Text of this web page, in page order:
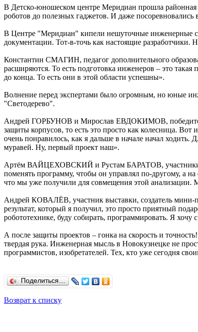
В Детско-юношеском центре Меридиан прошла районная
роботов до полезных гаджетов. И даже посоревновались
В Центре "Меридиан" кипели нешуточные инженерные
документации. Тот-в-точь как настоящие разработчики.
Константин СМАГИН, педагог дополнительного
расширяются. То есть подготовка инженеров – это
до конца. То есть они в этой области успешны».
Волнение перед экспертами было огромным, но юные
"Светодерево".
Андрей ГОРБУНОВ и Мирослав ЕВДОКИМОВ, победители
защиты корпусов, то есть это просто как колесница.
очень понравилось, как я дальше в начале начал
муравей. Ну, первый проект наш».
Артём ВАЙЦЕХОВСКИЙ и Рустам БАРАТОВ, участники
поменять программу, чтобы он управлял по-другому, а на
что мы уже получили для совмещения этой анализации.
Андрей КОВАЛЁВ, участник выставки, создатель мини-
результат, который я получил, это просто приятный
робототехнике, буду собирать, программировать. Я хочу
А после защиты проектов – гонка на скорость и
твердая рука. Инженерная мысль в Новокузнецке не
программистов, изобретателей. Тех, кто уже сегодня
Поделиться…
Возврат к списку